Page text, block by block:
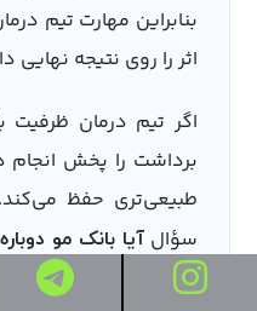
بنابراین مهارت تیم
اثر را روی نتیجه نهایی
اگر تیم درمان ظرفیت
برداشت را پخش انجام
طبیعی‌تری حفظ می‌کند.
سؤالآیا بانک مو
می‌دهد، چون فرد ظاهر